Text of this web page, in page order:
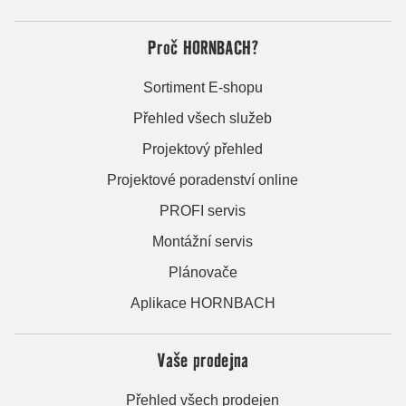
Proč HORNBACH?
Sortiment E-shopu
Přehled všech služeb
Projektový přehled
Projektové poradenství online
PROFI servis
Montážní servis
Plánovače
Aplikace HORNBACH
Vaše prodejna
Přehled všech prodejen